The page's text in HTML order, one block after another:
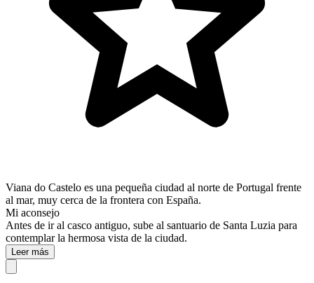
Viana do Castelo es una pequeña ciudad al norte de Portugal frente
al mar, muy cerca de la frontera con España.
Mi aconsejo
Antes de ir al casco antiguo, sube al santuario de Santa Luzia para
contemplar la hermosa vista de la ciudad.
Leer más